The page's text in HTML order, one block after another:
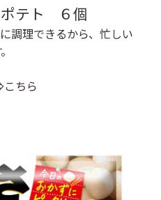
テト ６個
調理できるから、忙しい
ちら